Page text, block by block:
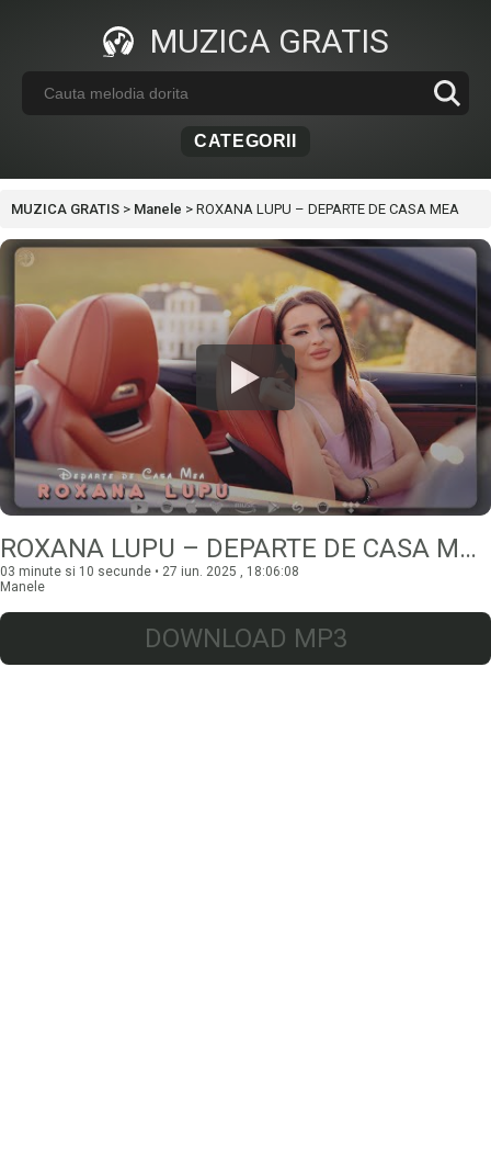
MUZICA GRATIS
CATEGORII
MUZICA GRATIS > Manele > ROXANA LUPU – DEPARTE DE CASA MEA
ROXANA LUPU – DEPARTE DE CASA MEA
03 minute si 10 secunde • 27 iun. 2025 , 18:06:08
Manele
DOWNLOAD MP3